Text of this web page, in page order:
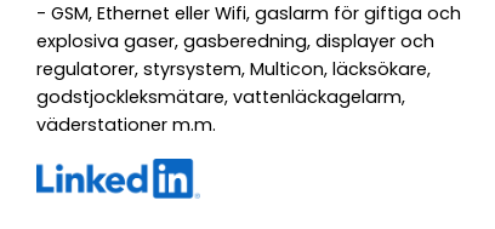
- GSM, Ethernet eller Wifi, gaslarm för giftiga och
explosiva gaser, gasberedning, displayer och
regulatorer, styrsystem, Multicon, läcksökare,
godstjockleksmätare, vattenläckagelarm,
väderstationer m.m.